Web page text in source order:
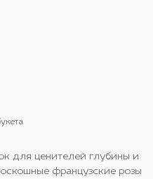
для ценителей глубины и
французские розы